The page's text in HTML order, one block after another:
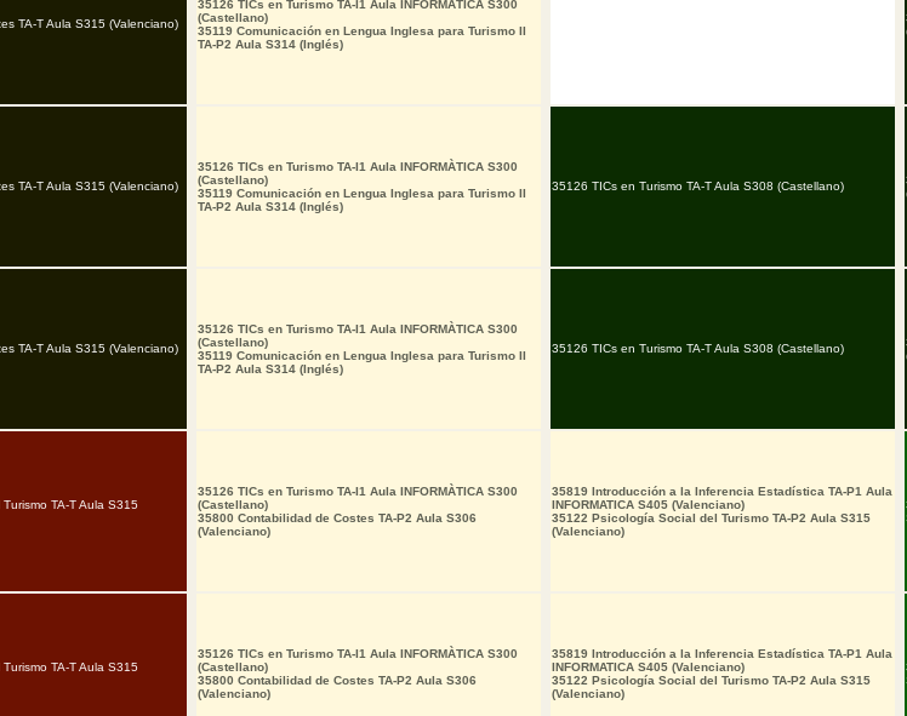
TA-T Aula S315 (Valenciano)
TA-T Aula S315 (Valenciano)
TA-T Aula S315 (Valenciano)
TA-T Aula S315
TA-T Aula S315
35126 TICs en Turismo TA-I1 Aula INFORMÀTICA S300
(Castellano)
35119 Comunicación en Lengua Inglesa para Turismo II
TA-P2 Aula S314 (Inglés)
35126 TICs en Turismo TA-I1 Aula INFORMÀTICA S300
(Castellano)
35119 Comunicación en Lengua Inglesa para Turismo II
TA-P2 Aula S314 (Inglés)
35126 TICs en Turismo TA-I1 Aula INFORMÀTICA S300
(Castellano)
35119 Comunicación en Lengua Inglesa para Turismo II
TA-P2 Aula S314 (Inglés)
35126 TICs en Turismo TA-I1 Aula INFORMÀTICA S300
(Castellano)
35800 Contabilidad de Costes TA-P2 Aula S306
(Valenciano)
35126 TICs en Turismo TA-I1 Aula INFORMÀTICA S300
(Castellano)
35800 Contabilidad de Costes TA-P2 Aula S306
(Valenciano)
35126 TICs en Turismo TA-T Aula S308 (Castellano)
35126 TICs en Turismo TA-T Aula S308 (Castellano)
35819 Introducción a la Inferencia Estadística TA-P1 Aula
INFORMATICA S405 (Valenciano)
35122 Psicología Social del Turismo TA-P2 Aula S315
(Valenciano)
35819 Introducción a la Inferencia Estadística TA-P1 Aula
INFORMATICA S405 (Valenciano)
35122 Psicología Social del Turismo TA-P2 Aula S315
(Valenciano)